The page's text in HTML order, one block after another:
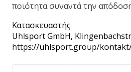
ποιότητα συναντά την
Κατασκευαστής
Uhlsport GmbH,
https://uhlsport.group/